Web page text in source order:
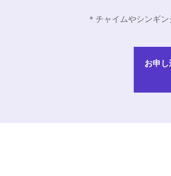
＊チャイムやシンギ
お申し